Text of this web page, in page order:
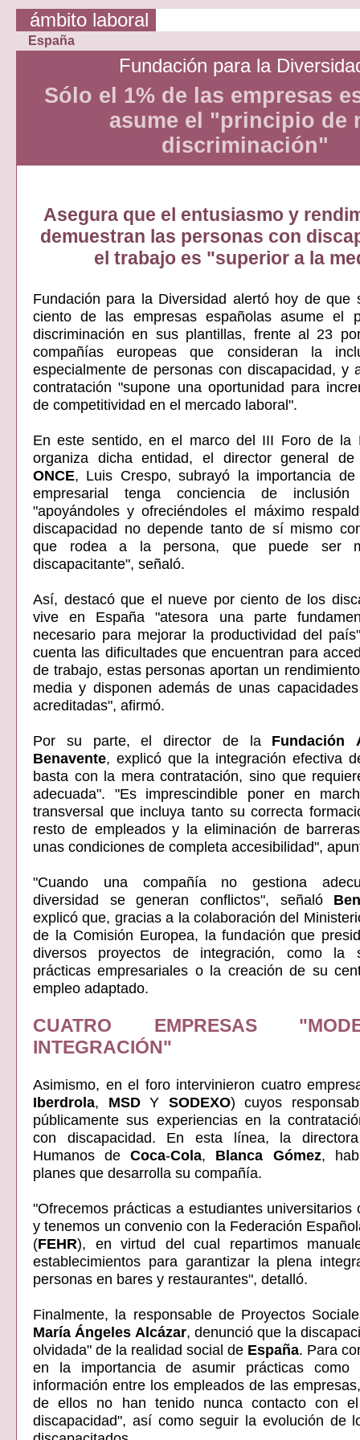
ámbito laboral
España
Fundación para la
Sólo el 1% de las empresas
asume el "principio de
discriminación"
Asegura que el entusiasmo y
demuestran las personas con
el trabajo es "superior a la
Fundación para la Diversidad alertó hoy de que
ciento de las empresas españolas asume el
discriminación en sus plantillas, frente al 23
compañías europeas que consideran la
especialmente de personas con discapacidad, y
contratación "supone una oportunidad para
de competitividad en el mercado laboral".
En este sentido, en el marco del III Foro de la
organiza dicha entidad, el director general
ONCE, Luis Crespo, subrayó la importancia
empresarial tenga conciencia de
"apoyándoles y ofreciéndoles el máximo
discapacidad no depende tanto de sí mismo
que rodea a la persona, que puede ser
discapacitante", señaló.
Así, destacó que el nueve por ciento de los
vive en España "atesora una parte
necesario para mejorar la productividad del
cuenta las dificultades que encuentran para
de trabajo, estas personas aportan un
media y disponen además de unas
acreditadas", afirmó.
Por su parte, el director de la Fundación
Benavente, explicó que la integración efectiva
basta con la mera contratación, sino que
adecuada". "Es imprescindible poner en
transversal que incluya tanto su correcta
resto de empleados y la eliminación de
unas condiciones de completa accesibilidad",
"Cuando una compañía no gestiona
diversidad se generan conflictos", señaló
explicó que, gracias a la colaboración del
de la Comisión Europea, la fundación que
diversos proyectos de integración, como la
prácticas empresariales o la creación de su
empleo adaptado.
CUATRO EMPRESAS
INTEGRACIÓN"
Asimismo, en el foro intervinieron cuatro
Iberdrola, MSDY SODEXO) cuyos
públicamente sus experiencias en la
con discapacidad. En esta línea, la
Humanos deCoca-Cola, Blanca Gómez,
planes que desarrolla su compañía.
"Ofrecemos prácticas a estudiantes universitarios
y tenemos un convenio con la Federación
(FEHR), en virtud del cual repartimos
establecimientos para garantizar la plena
personas en bares y restaurantes", detalló.
Finalmente, la responsable de Proyectos
María Ángeles Alcázar, denunció que la
olvidada" de la realidad social de España. Para
en la importancia de asumir prácticas como
información entre los empleados de las
de ellos no han tenido nunca contacto con
discapacidad", así como seguir la evolución de